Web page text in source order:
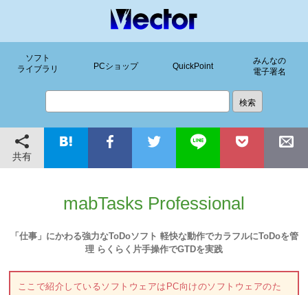
ソフト
ライブラリ
PCショップ QuickPoint
みんなの
電子署名
共有
mabTasks Professional
「仕事」にかわる強力なToDoソフト 軽快な動作でカラフルにToDoを管
理 らくらく片手操作でGTDを実践
ここで紹介しているソフトウェアはPC向けのソフトウェアのた